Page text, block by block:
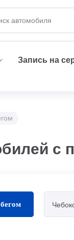
Запись на
с